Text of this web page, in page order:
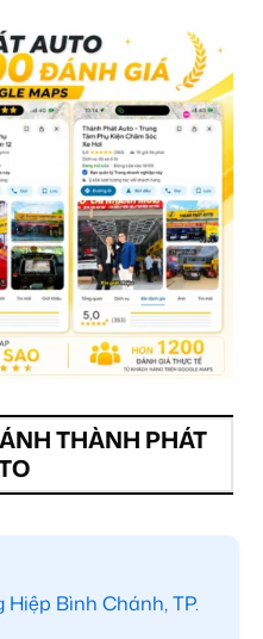
THÀNH PHÁT
Hiệp Bình Chánh, TP.